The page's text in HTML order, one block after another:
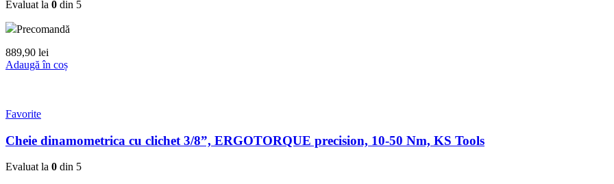
Evaluat la 0 din 5
Precomandă
889,90 lei
Adaugă în coș
Favorite
Cheie dinamometrica cu clichet 3/8”, ERGOTORQUE precision, 10-50 Nm, KS Tools
Evaluat la 0 din 5